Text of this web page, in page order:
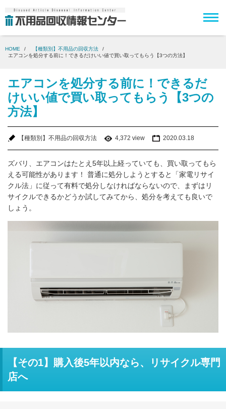
HOME
【種類別】不用品の回収方法
エアコンを処分する前に！できるだけいい値で買い取ってもらう【3つの方法】
エアコンを処分する前に！できるだ
けいい値で買い取ってもらう【3つの
方法】
【種類別】不用品の回収方法 4,372 view 2020.03.18
ズバリ、エアコンはたとえ5年以上経っていても、買い取ってもら
える可能性があります！ 普通に処分しようとすると「家電リサイ
クル法」に従って有料で処分しなければならないので、まずはリ
サイクルできるかどうか試してみてから、処分を考えても良いで
しょう。
【その1】購入後5年以内なら、リサイクル専門
店へ